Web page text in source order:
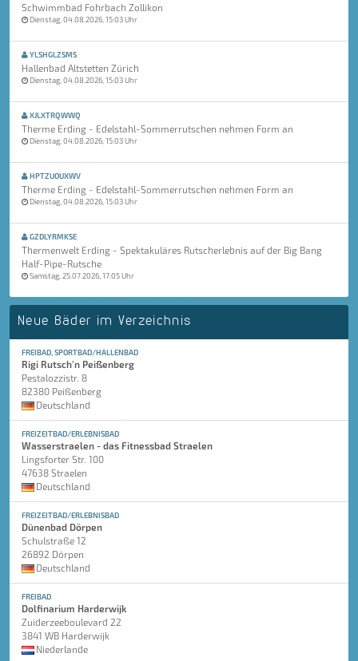
Schwimmbad Fohrbach Zollikon
Dienstag, 04.08.2026, 15:03 Uhr
YLSHGLZSMS
Hallenbad Altstetten Zürich
Dienstag, 04.08.2026, 15:03 Uhr
XJLXTRQWWQ
Therme Erding - Edelstahl-Sommerrutschen nehmen Form an
Dienstag, 04.08.2026, 15:03 Uhr
HPTZUOUXWV
Therme Erding - Edelstahl-Sommerrutschen nehmen Form an
Dienstag, 04.08.2026, 15:03 Uhr
GZDLYRMKSE
Thermenwelt Erding - Spektakuläres Rutscherlebnis auf der Big Bang
Half-Pipe-Rutsche
Samstag, 25.07.2026, 17:05 Uhr
Neue Bäder im Verzeichnis
FREIBAD, SPORTBAD/HALLENBAD
Rigi Rutsch'n Peißenberg
Pestalozzistr. 8
82380 Peißenberg
Deutschland
FREIZEITBAD/ERLEBNISBAD
Wasserstraelen - das Fitnessbad Straelen
Lingsforter Str. 100
47638 Straelen
Deutschland
FREIZEITBAD/ERLEBNISBAD
Dünenbad Dörpen
Schulstraße 12
26892 Dörpen
Deutschland
FREIBAD
Dolfinarium Harderwijk
Zuiderzeeboulevard 22
3841 WB Harderwijk
Niederlande